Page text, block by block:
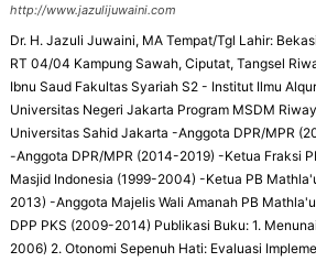
http://www.jazulijuwaini.com
Dr. H. Jazuli Juwaini, MA Tempat/Tgl Lahir:
RT 04/04 Kampung Sawah, Ciputat, Tangsel
Ibnu Saud Fakultas Syariah S2 - Institut Ilmu
Universitas Negeri Jakarta Program MSDM
Universitas Sahid Jakarta -Anggota DPR/MPR
-Anggota DPR/MPR (2014-2019) -Ketua Fraksi
Masjid Indonesia (1999-2004) -Ketua PB
2013) -Anggota Majelis Wali Amanah PB
DPP PKS (2009-2014) Publikasi Buku: 1.
2006) 2. Otonomi Sepenuh Hati: Evaluasi